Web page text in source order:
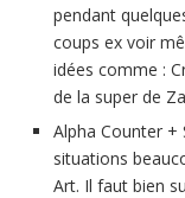
pendant
coups ex voir
idées comme :
de la super de
Alpha Counter +
situations
Art. Il faut bien